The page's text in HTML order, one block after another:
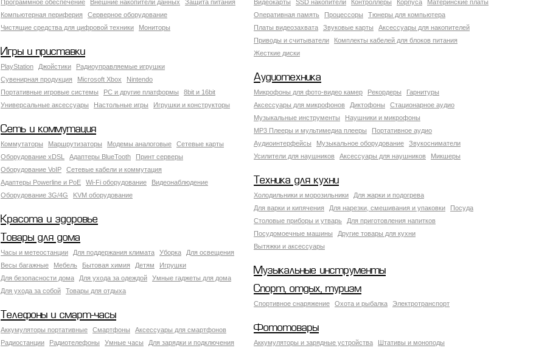
Программное обеспечение
Внешние накопители данных
Защита питания
Компьютерная периферия
Серверное оборудование
Чистящие средства для цифровой техники
Мониторы
Видеокарты
SSD накопители Контроллеры Корпуса
Материнские платы
Оперативная память
Процессоры
Тюнеры для компьютера
Платы видеозахвата
Звуковые карты
Аксессуары для накопителей
Приводы и считыватели
Комплекты кабелей для блоков питания
Жесткие диски
Игры и приставки
PlayStation Джойстики
Радиоуправляемые игрушки
Сувенирная продукция
Microsoft Xbox
Nintendo
Портативные игровые системы
PC и другие платформы
8bit и 16bit
Универсальные аксессуары
Настольные игры Игрушки и конструкторы
Аудиотехника
Микрофоны для фото-видео камер Рекордеры
Гарнитуры
Аксессуары для микрофонов
Диктофоны
Стационарное аудио
Музыкальные инструменты
Наушники и микрофоны
MP3 Плееры и мультимедиа плееры
Портативное аудио
Аудиоинтерфейсы
Музыкальное оборудование
Звукосниматели
Усилители для наушников
Аксессуары для наушников Микшеры
Сеть и коммутация
Коммутаторы Маршрутизаторы Модемы аналоговые
Сетевые карты
Оборудование xDSL
Адаптеры BlueTooth
Принт серверы
Оборудование VoIP
Сетевые кабели и коммутация
Адаптеры Powerline и PoE
Wi-Fi оборудование
Видеонаблюдение
Оборудование 3G/4G
KVM оборудование
Техника для кухни
Холодильники и морозильники
Для жарки и подогрева
Для варки и кипячения
Для нарезки, смешивания и упаковки
Посуда
Столовые приборы и утварь
Для приготовления напитков
Посудомоечные машины
Другие товары для кухни
Вытяжки и аксессуары
Красота и здоровье
Товары для дома
Часы и метеостанции Для поддержания климата Уборка
Для освещения
Весы багажные
Мебель Бытовая химия Детям
Игрушки
Для безопасности дома
Для ухода за одеждой
Умные гаджеты для дома
Для ухода за собой
Товары для отдыха
Музыкальные инструменты
Спорт, отдых, туризм
Спортивное снаряжение Охота и рыбалка Электротранспорт
Телефоны и смарт-часы
Аккумуляторы портативные Смартфоны
Аксессуары для смартфонов
Радиостанции
Радиотелефоны Умные часы Для зарядки и подключения
Фототовары
Аккумуляторы и зарядные устройства Штативы и моноподы